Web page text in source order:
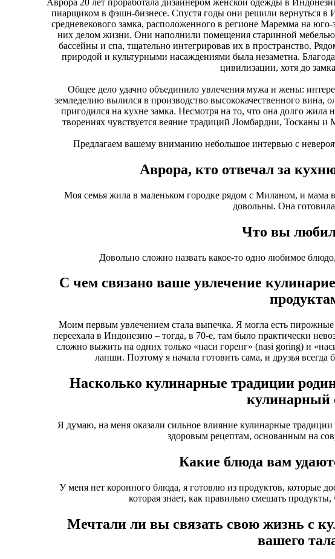
пиарщиком в фэшн-бизнесе. Спустя годы они решили вернуться в
средневекового замка, расположенного в регионе Маремма на
них делом жизни. Они наполнили помещения старинной
бассейны и спа, тщательно интегрировав их в пространство.
природой и культурными насаждениями была незаметна.
цивилизации, хотя до
Общее дело удачно объединило увлечения мужа и жены:
земледелию вылился в производство высококачественного
пригодился на кухне замка. Несмотря на то, что она долго жила
творениях чувствуется веяние традиций Ломбардии, Тосканы
Предлагаем вашему вниманию небольшое интервью с
Аврора, кто отвечал за
Моя семья жила в маленьком городке рядом с Миланом, и мама
довольны. Она
Что вы
Довольно сложно назвать какое-то одно любимое
С чем связано ваше увлечение
Моим первым увлечением стала выпечка. Я могла есть пирожные
переехала в Индонезию – тогда, в 70-е, там было практически
сложно выжить на одних только «наси горенг» (nasi goring) и
лапши. Поэтому я начала готовить сама, и друзья
Насколько кулинарные традиции
кулинарный
Я думаю, на меня оказали сильное влияние кулинарные
здоровым рецептам, основанным на
Какие блюда вам
У меня нет коронного блюда, я готовлю из продуктов, которые
которая знает, как правильно смешать
Мечтали ли вы связать свою жизнь с
вашего